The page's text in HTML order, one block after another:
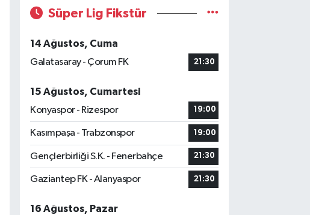
Süper Lig Fikstür
14 Ağustos, Cuma
Galatasaray - Çorum FK
21:30
15 Ağustos, Cumartesi
Konyaspor - Rizespor
19:00
Kasımpaşa - Trabzonspor 19:00
Gençlerbirliği S.K. - Fenerbahçe 21:30
Gaziantep FK - Alanyaspor 21:30
16 Ağustos, Pazar